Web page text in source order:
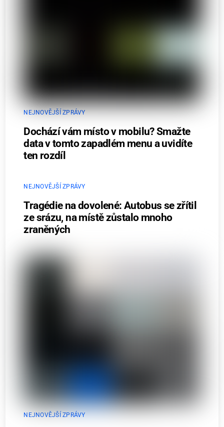
NEJNOVĚJŠÍ ZPRÁVY
Dochází vám místo v mobilu? Smažte
data v tomto zapadlém menu a uvidíte
ten rozdíl
NEJNOVĚJŠÍ ZPRÁVY
Tragédie na dovolené: Autobus se zřítil
ze srázu, na místě zůstalo mnoho
zraněných
NEJNOVĚJŠÍ ZPRÁVY